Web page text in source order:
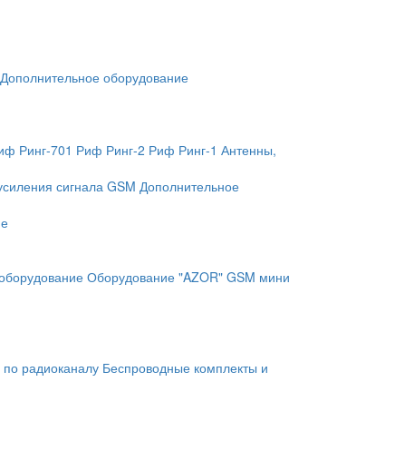
Дополнительное оборудование
Ринг-701 Риф Ринг-2 Риф Ринг-1 Антенны,
сигнала GSM Дополнительное
Оборудование "AZOR" GSM мини
радиоканалу Беспроводные комплекты и